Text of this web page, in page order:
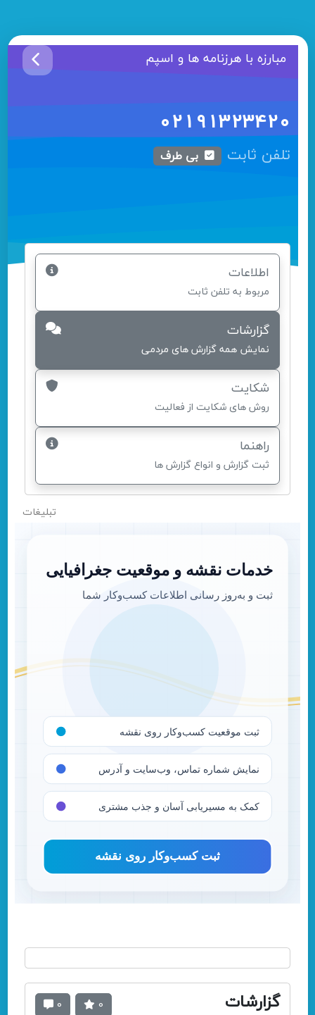
مبارزه با هرزنامه ها و اسپم
02191323420
تلفن ثابت بی طرف
اطلاعات
مربوط به تلفن ثابت
گزارشات
نمایش همه گزارش های مردمی
شکایت
روش های شکایت از فعالیت
راهنما
ثبت گزارش و انواع گزارش ها
0 0 گزارشات